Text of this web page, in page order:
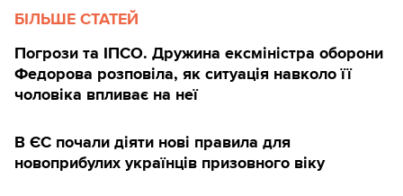
БІЛЬШЕ СТАТЕЙ
Погрози та ІПСО. Дружина ексміністра оборони
Федорова розповіла, як ситуація навколо її
чоловіка впливає на неї
В ЄС почали діяти нові правила для
новоприбулих українців призовного віку